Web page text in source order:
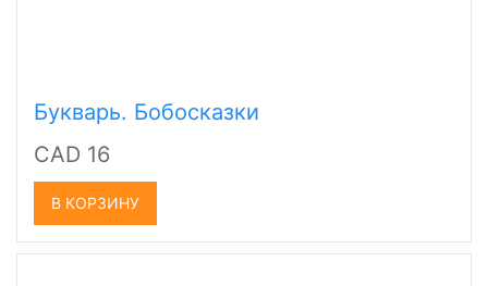
Букварь. Бобосказки
CAD 16
В КОРЗИНУ